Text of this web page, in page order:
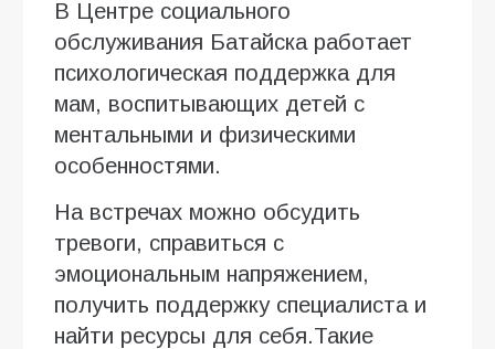
В Центре социального
обслуживания Батайска работает
психологическая поддержка для
мам, воспитывающих детей с
ментальными и физическими
особенностями.
На встречах можно обсудить
тревоги, справиться с
эмоциональным напряжением,
получить поддержку специалиста и
найти ресурсы для себя.Такие